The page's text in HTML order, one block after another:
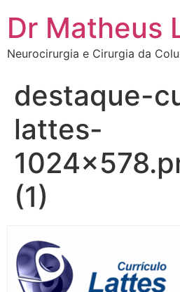
Dr Matheus
Neurocirurgia e Cirurgia da
destaque-
lattes-
(1)